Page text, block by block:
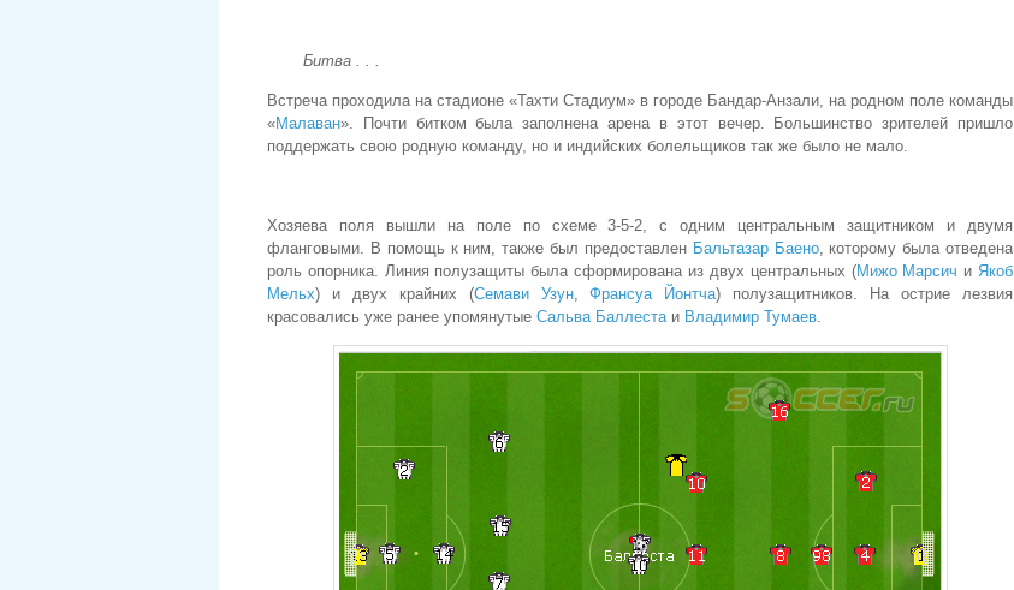
Битва . . .
Встреча проходила на стадионе «Тахти Стадиум» в городе Бандар-Анзали, на родном поле команды
«Малаван». Почти битком была заполнена арена в этот вечер. Большинство зрителей пришло
поддержать свою родную команду, но и индийских болельщиков так же было не мало.
Хозяева поля вышли на поле по схеме 3-5-2, с одним центральным защитником и двумя
фланговыми. В помощь к ним, также был предоставлен Бальтазар Баено, которому была отведена
роль опорника. Линия полузащиты была сформирована из двух центральных (Мижо Марсич и Якоб
Мельх) и двух крайних (Семави Узун,Франсуа Йонтча) полузащитников. На острие лезвия
красовались уже ранее упомянутые Сальва Баллеста и Владимир Тумаев